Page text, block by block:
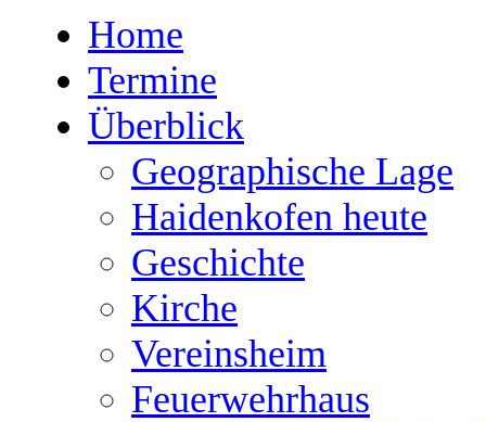
Home
Termine
Überblick
Geographische Lage
Haidenkofen heute
Geschichte
Kirche
Vereinsheim
Feuerwehrhaus